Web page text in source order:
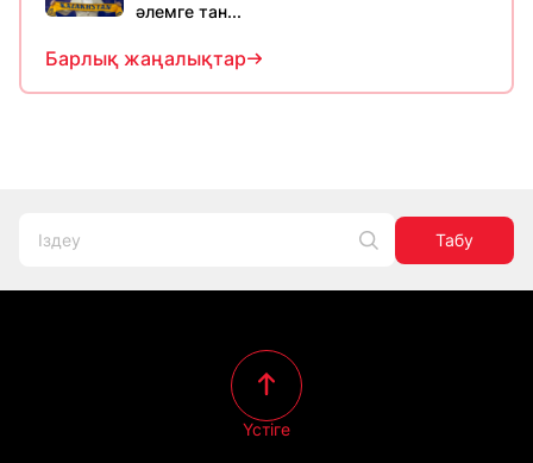
әлемге тан...
Барлық жаңалықтар
Табу
Үстіге